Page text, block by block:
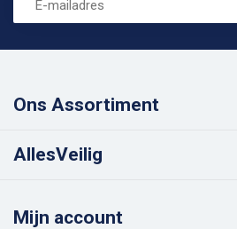
Ons Assortiment
AllesVeilig
Mijn account